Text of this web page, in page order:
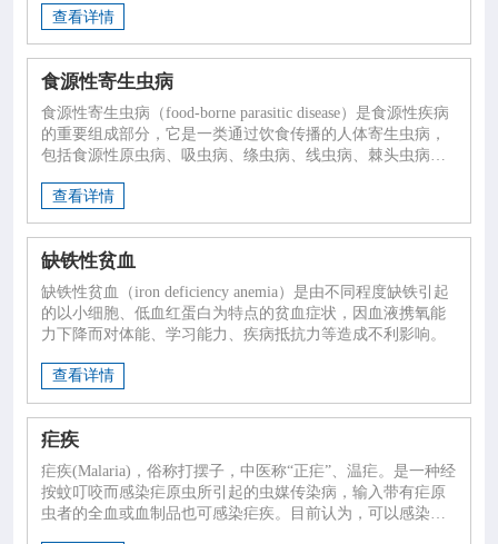
查看详情
食源性寄生虫病
食源性寄生虫病（food-borne parasitic disease）是食源性疾病
的重要组成部分，它是一类通过饮食传播的人体寄生虫病，
包括食源性原虫病、吸虫病、绦虫病、线虫病、棘头虫病及
查看详情
缺铁性贫血
缺铁性贫血（iron deficiency anemia）是由不同程度缺铁引起
的以小细胞、低血红蛋白为特点的贫血症状，因血液携氧能
力下降而对体能、学习能力、疾病抵抗力等造成不利影响。
查看详情
疟疾
疟疾(Malaria)，俗称打摆子，中医称“正疟”、温疟。是一种经
按蚊叮咬而感染疟原虫所引起的虫媒传染病，输入带有疟原
虫者的全血或血制品也可感染疟疾。目前认为，可以感染人